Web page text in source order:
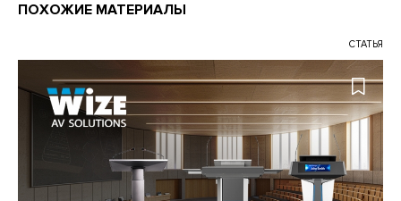
ПОХОЖИЕ МАТЕРИАЛЫ
СТАТЬЯ